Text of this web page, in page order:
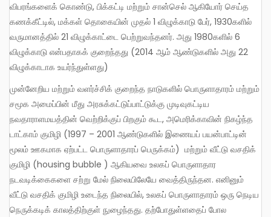
விபரங்களைக் கொண்டு, பிக்கட்டி மற்றும் சான்செல் ஆகியோர் செய்த
கணக்கீட்டில், மக்கள் தொகையின் முதல் 1 விழுக்காடு பேர், 1930களில்
வருமானத்தில் 21 விழுக்காட்டை பெற்றுவந்தனர். அது 1980களில் 6
விழுக்காடு என்பதாகக் குறைந்தது (2014 ஆம் ஆண்டுகளில் அது 22
விழுக்காடாக உயர்ந்துள்ளது)
முன்னேறிய மற்றும் வளர்ச்சிக் குறைந்த நாடுகளில் பொருளாதாரம் மற்றும்
சமூக அமைப்பின் மீது அரசுக்கட்டுப்பாட்டுக்கு முடிவுகட்டிய
நவதாராளமயத்தின் வெற்றிக்குப் பிறகும் கூட, அமெரிக்காவின் நிகழ்ந்த
டாட்காம் குமிழி (1997 – 2001 ஆண்டுகளில் இணையப் பயன்பாட்டின்
மூலம் ஊகமாக ஏற்பட்ட பொருளாதாரப் பெருக்கம்) மற்றும் வீட்டு வசதிக்
குமிழி (housing bubble ) ஆகியவை உலகப் பொருளாதார
நடவடிக்கைகளை சற்று மேல் நிலையிலேயே வைத்திருந்தன. எனினும்
வீட்டு வசதிக் குமிழி உடைந்த நிலையில், உலகப் பொருளாதாரம் ஒரு நெடிய
நெருக்கடிக் காலத்திற்குள் நுழைந்தது. தற்போதுள்ளதைப் போல